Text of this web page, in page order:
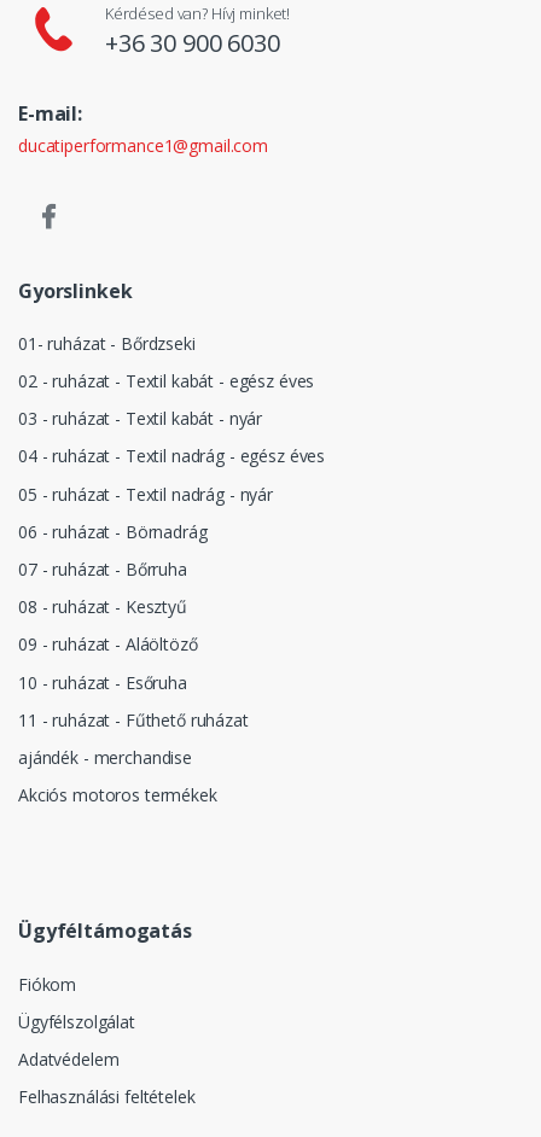
Kérdésed van? Hívj minket!
+36 30 900 6030
E-mail:
ducatiperformance1@gmail.com
Gyorslinkek
01- ruházat - Bőrdzseki
02 - ruházat - Textil kabát - egész éves
03 - ruházat - Textil kabát - nyár
04 - ruházat - Textil nadrág - egész éves
05 - ruházat - Textil nadrág - nyár
06 - ruházat - Börnadrág
07 - ruházat - Bőrruha
08 - ruházat - Kesztyű
09 - ruházat - Aláöltöző
10 - ruházat - Esőruha
11 - ruházat - Fűthető ruházat
ajándék - merchandise
Akciós motoros termékek
Ügyféltámogatás
Fiókom
Ügyfélszolgálat
Adatvédelem
Felhasználási feltételek